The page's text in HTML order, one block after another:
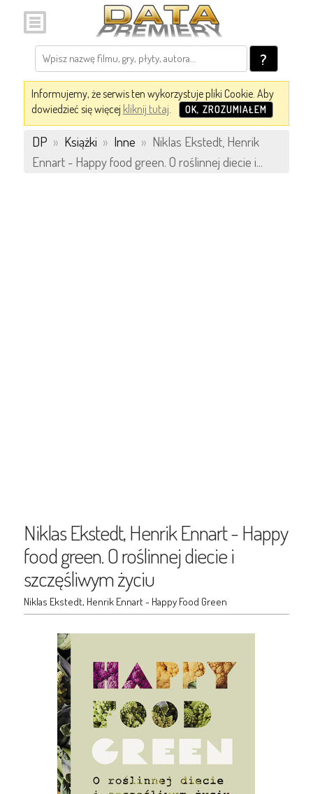
?
Informujemy, że serwis ten wykorzystuje pliki Cookie. Aby
dowiedzieć się więcej kliknij tutaj. OK, ZROZUMIAŁEM
DP » Książki » Inne » Niklas Ekstedt, Henrik
Ennart - Happy food green. O roślinnej diecie i...
Niklas Ekstedt, Henrik Ennart - Happy
food green. O roślinnej diecie i
szczęśliwym życiu
Niklas Ekstedt, Henrik Ennart - Happy Food Green